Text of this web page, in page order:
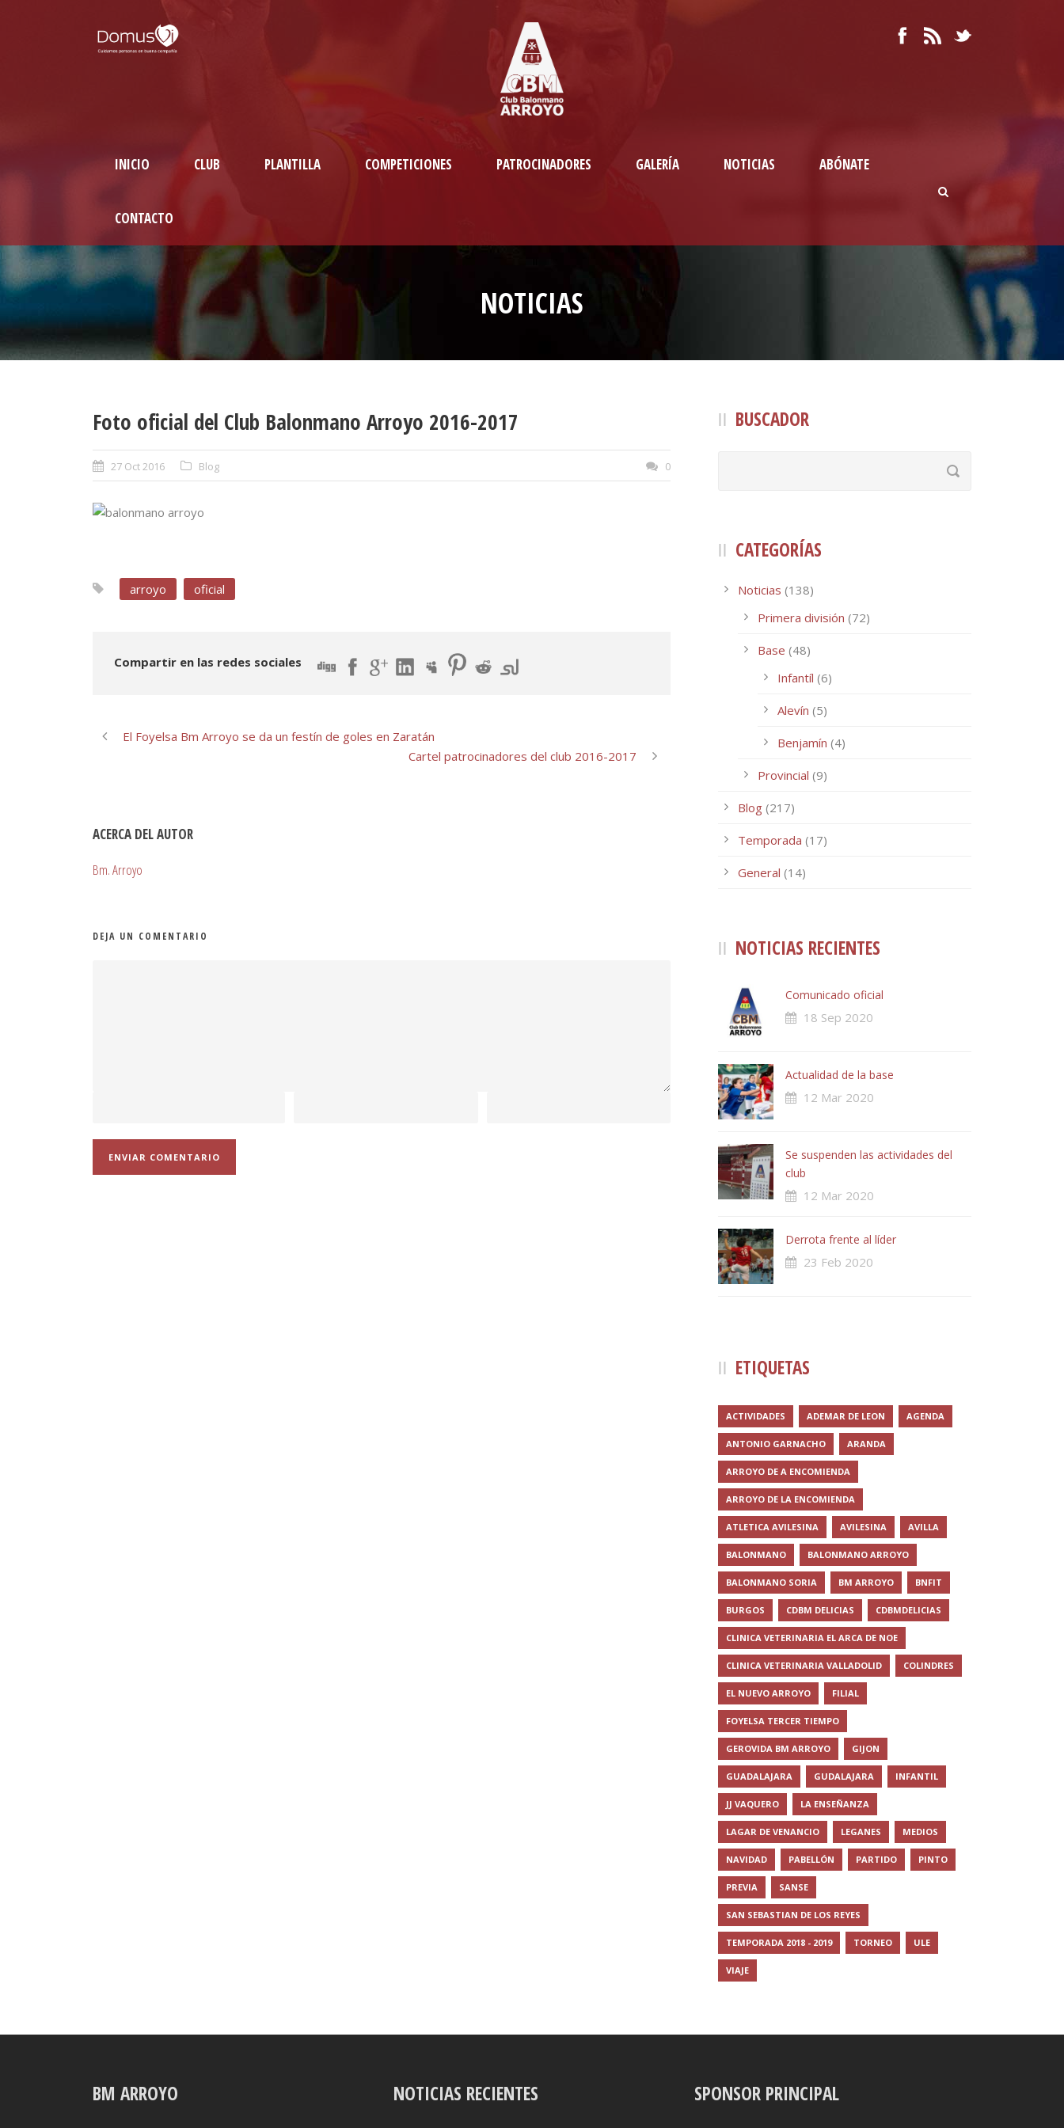
INICIO CLUB PLANTILLA COMPETICIONES PATROCINADORES GALERÍA NOTICIAS ABÓNATE
CONTACTO
NOTICIAS
Foto oficial del Club Balonmano Arroyo 2016-2017
27 Oct 2016 Blog 0
arroyo oficial
Compartir en las redes sociales
El Foyelsa Bm Arroyo se da un festín de goles en Zaratán
Cartel patrocinadores del club 2016-2017
ACERCA DEL AUTOR
Bm. Arroyo
DEJA UN COMENTARIO
BUSCADOR
CATEGORÍAS
Noticias (138)
Primera división (72)
Base (48)
Infantíl (6)
Alevín (5)
Benjamín (4)
Provincial (9)
Blog (217)
Temporada (17)
General (14)
NOTICIAS RECIENTES
Comunicado oficial
18 Sep 2020
Actualidad de la base
12 Mar 2020
Se suspenden las actividades del
club
12 Mar 2020
Derrota frente al líder
23 Feb 2020
ETIQUETAS
ACTIVIDADES ADEMAR DE LEON AGENDA
ANTONIO GARNACHO ARANDA
ARROYO DE A ENCOMIENDA
ARROYO DE LA ENCOMIENDA
ATLETICA AVILESINA AVILESINA AVILLA
BALONMANO BALONMANO ARROYO
BALONMANO SORIA BM ARROYO BNFIT
BURGOS CDBM DELICIAS CDBMDELICIAS
CLINICA VETERINARIA EL ARCA DE NOE
CLINICA VETERINARIA VALLADOLID COLINDRES
EL NUEVO ARROYO FILIAL
FOYELSA TERCER TIEMPO
GEROVIDA BM ARROYO GIJON
GUADALAJARA GUDALAJARA INFANTIL
JJ VAQUERO LA ENSEÑANZA
LAGAR DE VENANCIO LEGANES MEDIOS
NAVIDAD PABELLÓN PARTIDO PINTO
PREVIA SANSE
SAN SEBASTIAN DE LOS REYES
TEMPORADA 2018 - 2019 TORNEO ULE
VIAJE
BM ARROYO NOTICIAS RECIENTES SPONSOR PRINCIPAL